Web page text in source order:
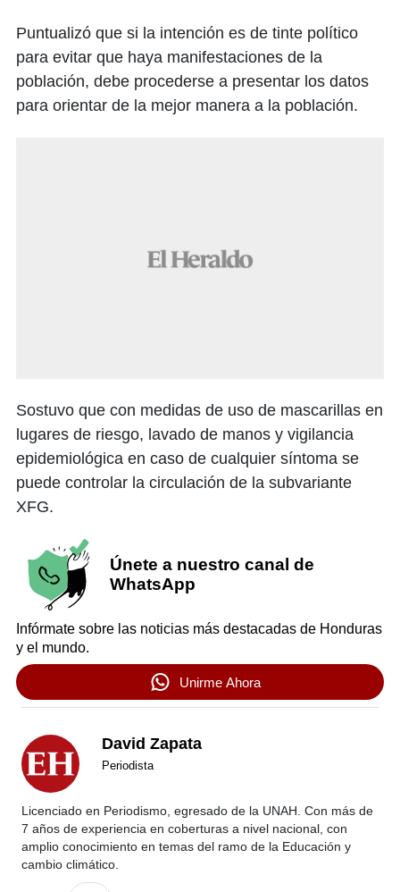
Puntualizó que si la intención es de tinte político
para evitar que haya manifestaciones de la
población, debe procederse a presentar los datos
para orientar de la mejor manera a la población.
Sostuvo que con medidas de uso de mascarillas en
lugares de riesgo, lavado de manos y vigilancia
epidemiológica en caso de cualquier síntoma se
puede controlar la circulación de la subvariante
XFG.
Únete a nuestro canal de
WhatsApp
Infórmate sobre las noticias más destacadas de Honduras
y el mundo.
Unirme Ahora
David Zapata
Periodista
Licenciado en Periodismo, egresado de la UNAH. Con más de
7 años de experiencia en coberturas a nivel nacional, con
amplio conocimiento en temas del ramo de la Educación y
cambio climático.